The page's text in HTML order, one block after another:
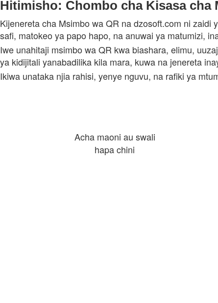
Hitimisho: Chombo cha Kisasa cha
Kijenereta cha Msimbo wa QR na dzosoft.com ni
safi, matokeo ya papo hapo, na anuwai ya matumizi,
Iwe unahitaji msimbo wa QR kwa biashara, elimu,
ya kidijitali yanabadilika kila mara, kuwa na jenereta
Ikiwa unataka njia rahisi, yenye nguvu, na rafiki ya
Acha maoni au swali
hapa chini